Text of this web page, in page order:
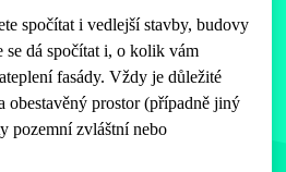
spočítat i vedlejší stavby, budovy
dá spočítat i, o kolik vám
fasády. Vždy je důležité
obestavěný prostor (případně jiný
pozemní zvláštní nebo